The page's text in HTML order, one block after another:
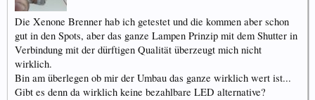
Die Xenone Brenner hab ich getestet und die kommen aber schon
gut in den Spots, aber das ganze Lampen Prinzip mit dem Shutter in
Verbindung mit der dürftigen Qualität überzeugt mich nicht
wirklich.
Bin am überlegen ob mir der Umbau das ganze wirklich wert ist...
Gibt es denn da wirklich keine bezahlbare LED alternative?